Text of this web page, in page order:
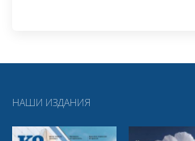
НАШИ ИЗДАНИЯ